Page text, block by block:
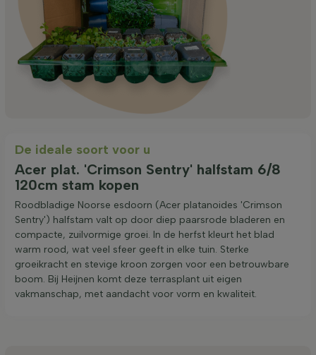
De ideale soort voor u
Acer plat. 'Crimson Sentry' halfstam 6/8
120cm stam kopen
Roodbladige Noorse esdoorn (Acer platanoides 'Crimson
Sentry') halfstam valt op door diep paarsrode bladeren en
compacte, zuilvormige groei. In de herfst kleurt het blad
warm rood, wat veel sfeer geeft in elke tuin. Sterke
groeikracht en stevige kroon zorgen voor een betrouwbare
boom. Bij Heijnen komt deze terrasplant uit eigen
vakmanschap, met aandacht voor vorm en kwaliteit.